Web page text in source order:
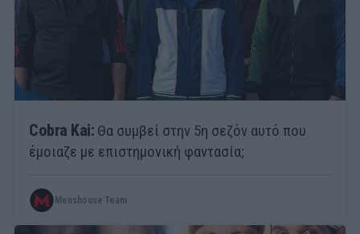
Cobra Kai: Θα συμβεί στην 5η σεζόν αυτό που
έμοιαζε με επιστημονική φαντασία;
Menshouse Team